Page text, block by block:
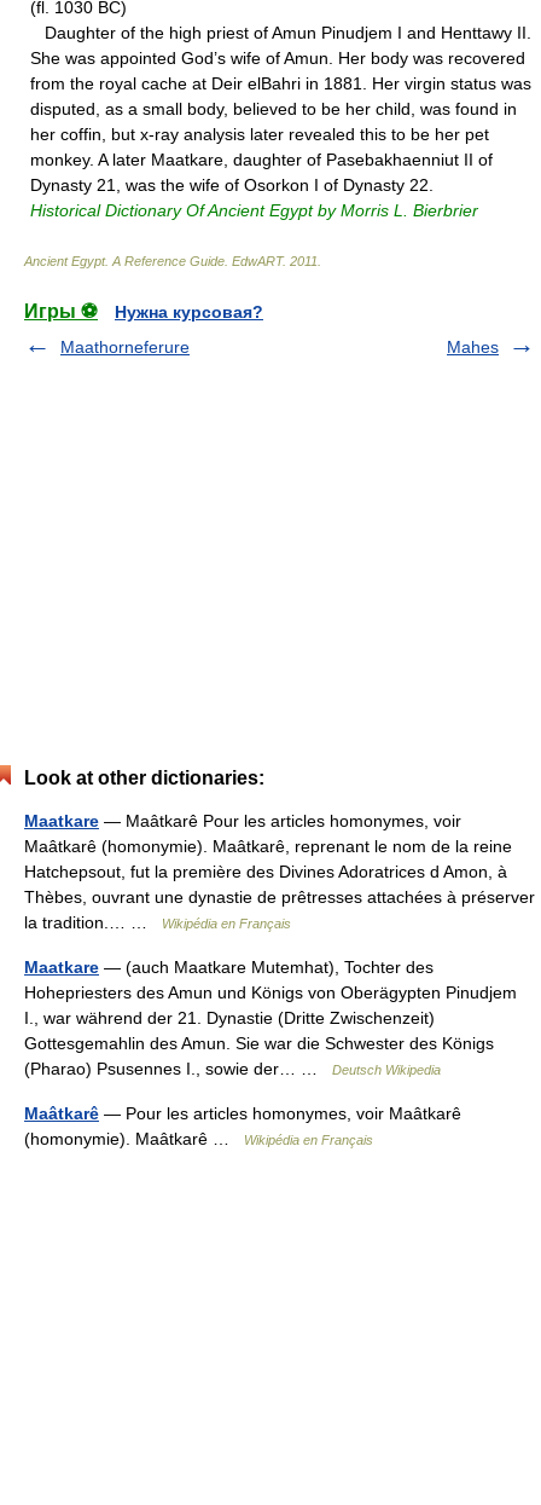
(fl. 1030 BC)
Daughter of the high priest of Amun Pinudjem I and Henttawy II.
She was appointed God’s wife of Amun. Her body was recovered
from the royal cache at Deir elBahri in 1881. Her virgin status was
disputed, as a small body, believed to be her child, was found in
her coffin, but x-ray analysis later revealed this to be her pet
monkey. A later Maatkare, daughter of Pasebakhaenniut II of
Dynasty 21, was the wife of Osorkon I of Dynasty 22.
Historical Dictionary Of Ancient Egypt by Morris L. Bierbrier
Ancient Egypt. A Reference Guide EdwART. 2011
Игры ⚽
Нужна курсовая?
Maathorneferure
Mahes
Look at other dictionaries:
Maatkare — Maâtkarê Pour les articles homonymes, voir
Maâtkarê (homonymie). Maâtkarê, reprenant le nom de la reine
Hatchepsout, fut la première des Divines Adoratrices d Amon, à
Thèbes, ouvrant une dynastie de prêtresses attachées à préserver
la tradition.… …
Wikipédia en Français
Maatkare — (auch Maatkare Mutemhat), Tochter des
Hohepriesters des Amun und Königs von Oberägypten Pinudjem
I., war während der 21. Dynastie (Dritte Zwischenzeit)
Gottesgemahlin des Amun. Sie war die Schwester des Königs
(Pharao) Psusennes I., sowie der… …
Deutsch Wikipedia
Maâtkarê — Pour les articles homonymes, voir Maâtkarê
(homonymie). Maâtkarê …
Wikipédia en Français